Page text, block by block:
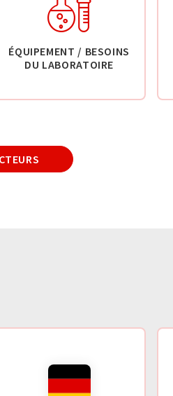
ÉQUIPEMENT / BESOINS
DU LABORATOIRE